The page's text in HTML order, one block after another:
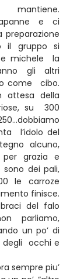
mantiene.
e ci
preparazione
il gruppo si
michele  la
gli altri
come  cibo.
attesa della
su  300
l’idolo del
alcuno,
grazia e
dei pali,
le carroze
finisce.
del falo
parliamo,
un po’ di
degli  occhi e
sempre piu’